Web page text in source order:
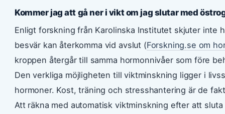
Kommer jag att gå ner i vikt om jag slutar med
Enligt forskning från Karolinska Institutet skjuter inte
besvär kan återkomma vid avslut (Forskning.se om
kroppen återgår till samma hormonnivåer som före
Den verkliga möjligheten till viktminskning ligger i
hormoner. Kost, träning och stresshantering är de
Att räkna med automatisk viktminskning efter att